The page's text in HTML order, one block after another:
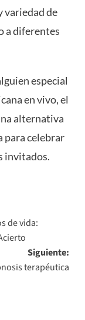
variedad de
a diferentes
especial
en vivo, el
alternativa
para celebrar
invitados.
de vida:
Siguiente:
terapéutica